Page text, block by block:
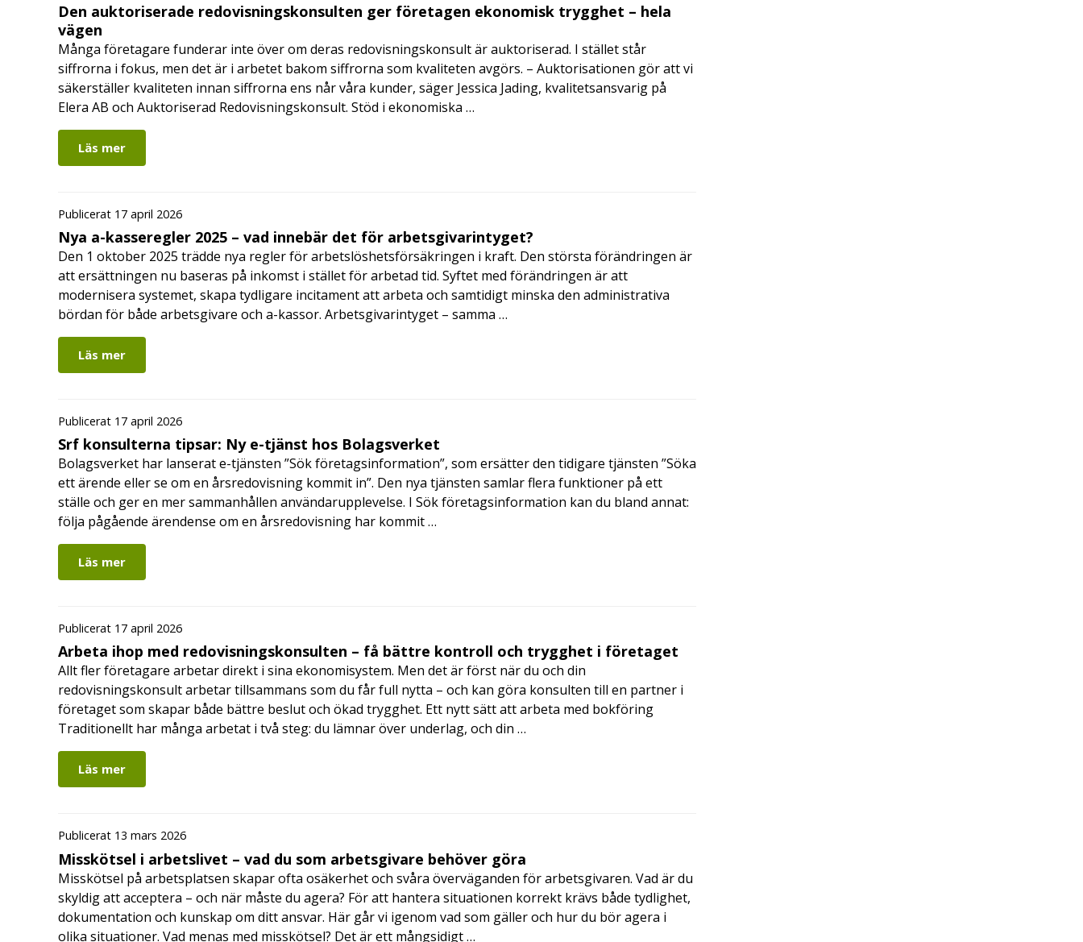
Den auktoriserade redovisningskonsulten ger företagen ekonomisk trygghet – hela
vägen
Många företagare funderar inte över om deras redovisningskonsult är auktoriserad. I stället står
siffrorna i fokus, men det är i arbetet bakom siffrorna som kvaliteten avgörs. – Auktorisationen gör att vi
säkerställer kvaliteten innan siffrorna ens når våra kunder, säger Jessica Jading, kvalitetsansvarig på
Elera AB och Auktoriserad Redovisningskonsult. Stöd i ekonomiska …
Läs mer
Publicerat 17 april 2026
Nya a-kasseregler 2025 – vad innebär det för arbetsgivarintyget?
Den 1 oktober 2025 trädde nya regler för arbetslöshetsförsäkringen i kraft. Den största förändringen är
att ersättningen nu baseras på inkomst i stället för arbetad tid. Syftet med förändringen är att
modernisera systemet, skapa tydligare incitament att arbeta och samtidigt minska den administrativa
bördan för både arbetsgivare och a-kassor. Arbetsgivarintyget – samma …
Läs mer
Publicerat 17 april 2026
Srf konsulterna tipsar: Ny e-tjänst hos Bolagsverket
Bolagsverket har lanserat e-tjänsten ”Sök företagsinformation”, som ersätter den tidigare tjänsten ”Söka
ett ärende eller se om en årsredovisning kommit in”. Den nya tjänsten samlar flera funktioner på ett
ställe och ger en mer sammanhållen användarupplevelse. I Sök företagsinformation kan du bland annat:
följa pågående ärendense om en årsredovisning har kommit …
Läs mer
Publicerat 17 april 2026
Arbeta ihop med redovisningskonsulten – få bättre kontroll och trygghet i företaget
Allt fler företagare arbetar direkt i sina ekonomisystem. Men det är först när du och din
redovisningskonsult arbetar tillsammans som du får full nytta – och kan göra konsulten till en partner i
företaget som skapar både bättre beslut och ökad trygghet. Ett nytt sätt att arbeta med bokföring
Traditionellt har många arbetat i två steg: du lämnar över underlag, och din …
Läs mer
Publicerat 13 mars 2026
Misskötsel i arbetslivet – vad du som arbetsgivare behöver göra
Misskötsel på arbetsplatsen skapar ofta osäkerhet och svåra överväganden för arbetsgivaren. Vad är du
skyldig att acceptera – och när måste du agera? För att hantera situationen korrekt krävs både tydlighet,
dokumentation och kunskap om ditt ansvar. Här går vi igenom vad som gäller och hur du bör agera i
olika situationer. Vad menas med misskötsel? Det är ett mångsidigt …